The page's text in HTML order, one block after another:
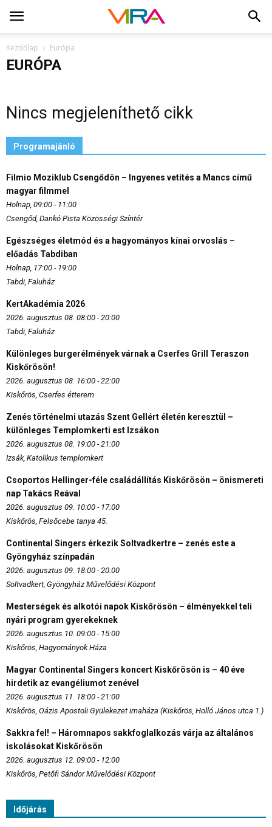
Kezdőlap Európa
EURÓPA
Nincs megjeleníthető cikk
Programajánló
Filmio Moziklub Csengődön – Ingyenes vetítés a Mancs című
magyar filmmel
Holnap, 09:00 - 11:00
Csengőd, Dankó Pista Közösségi Színtér
Egészséges életmód és a hagyományos kínai orvoslás –
előadás Tabdiban
Holnap, 17:00 - 19:00
Tabdi, Faluház
KertAkadémia 2026
2026. augusztus 08. 08:00 - 20:00
Tabdi, Faluház
Különleges burgerélmények várnak a Cserfes Grill Teraszon
Kiskőrösön!
2026. augusztus 08. 16:00 - 22:00
Kiskőrös, Cserfes étterem
Zenés történelmi utazás Szent Gellért életén keresztül –
különleges Templomkerti est Izsákon
2026. augusztus 08. 19:00 - 21:00
Izsák, Katolikus templomkert
Csoportos Hellinger-féle családállítás Kiskőrösön – önismereti
nap Takács Reával
2026. augusztus 09. 10:00 - 17:00
Kiskőrös, Felsőcebe tanya 45.
Continental Singers érkezik Soltvadkertre – zenés este a
Gyöngyház színpadán
2026. augusztus 09. 18:00 - 20:00
Soltvadkert, Gyöngyház Művelődési Központ
Mesterségek és alkotói napok Kiskőrösön – élményekkel teli
nyári program gyerekeknek
2026. augusztus 10. 09:00 - 15:00
Kiskőrös, Hagyományok Háza
Magyar Continental Singers koncert Kiskőrösön is – 40 éve
hirdetik az evangéliumot zenével
2026. augusztus 11. 18:00 - 21:00
Kiskőrös, Oázis Apostoli Gyülekezet imaháza (Kiskőrös, Holló János utca 1.)
Sakkra fel! – Háromnapos sakkfoglalkozás várja az általános
iskolásokat Kiskőrösön
2026. augusztus 12. 09:00 - 12:00
Kiskőrös, Petőfi Sándor Művelődési Központ
Időjárás